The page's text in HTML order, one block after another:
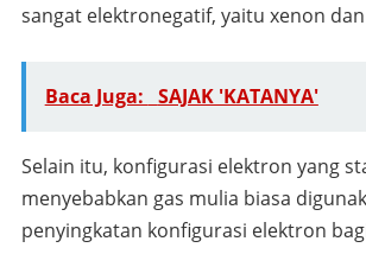
sangat elektronegatif, yaitu xenon
Baca Juga: SAJAK 'KATANYA'
Selain itu, konfigurasi elektron yang
menyebabkan gas mulia biasa
penyingkatan konfigurasi elektron